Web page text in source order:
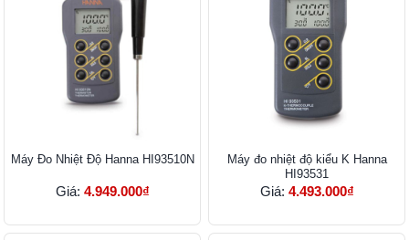
Máy Đo Nhiệt Độ Hanna HI93510N
Giá: 4.949.000₫
Máy đo nhiệt độ kiểu K Hanna
HI93531
Giá: 4.493.000₫